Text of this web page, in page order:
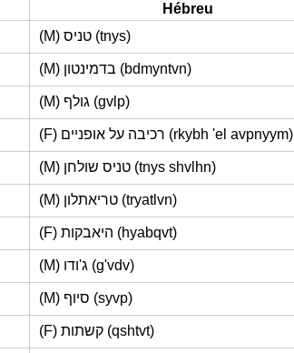
Hébreu
(M) טניס (tnys)
(M) בדמינטון (bdmyntvn)
(M) גולף (gvlp)
(F) רכיבה על אופניים (rkybh 'el avpnyym)
(M) טניס שולחן (tnys shvlhn)
(M) טריאתלון (tryatlvn)
(F) היאבקות (hyabqvt)
(M) ג'ודו (g'vdv)
(M) סיוף (syvp)
(F) קשתות (qshtvt)